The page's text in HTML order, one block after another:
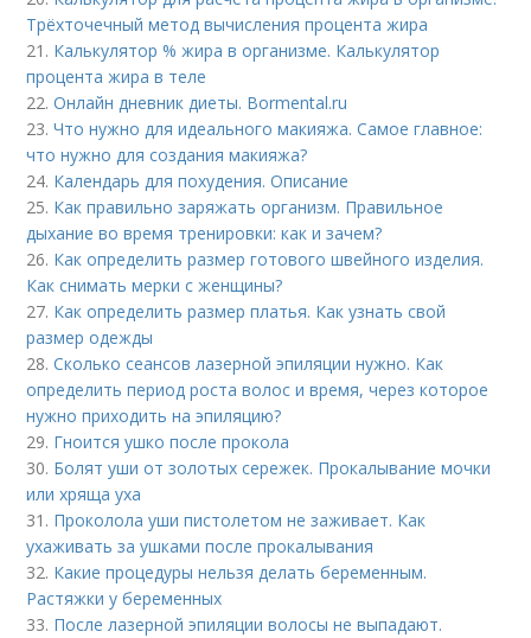
Трёхточечный метод вычисления процента жира
21. Калькулятор % жира в организме. Калькулятор
процента жира в теле
22.Онлайн дневник диеты. Bormental.ru
23.Что нужно для идеального макияжа. Самое главное:
что нужно для создания макияжа?
24. Календарь для похудения. Описание
25. Как правильно заряжать организм. Правильное
дыхание во время тренировки: как и зачем?
26. Как определить размер готового швейного изделия.
Как снимать мерки с женщины?
27. Как определить размер платья. Как узнать свой
размер одежды
28.Сколько сеансов лазерной эпиляции нужно. Как
определить период роста волос и время, через которое
нужно приходить на эпиляцию?
29. Гноится ушко после прокола
30. Болят уши от золотых сережек. Прокалывание мочки
или хряща уха
31. Проколола уши пистолетом не заживает. Как
ухаживать за ушками после прокалывания
32. Какие процедуры нельзя делать беременным.
Растяжки у беременных
33. После лазерной эпиляции волосы не выпадают.